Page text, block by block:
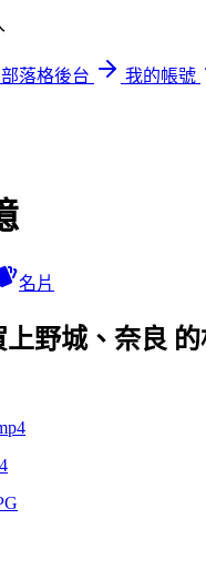
落格後台
我的帳號
名片
上野城、奈良